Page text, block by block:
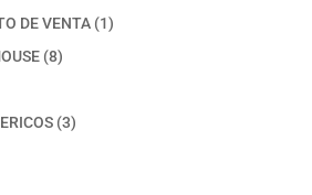
producto
DE VENTA 11
88
33